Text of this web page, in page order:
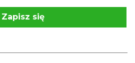
Zapisz się